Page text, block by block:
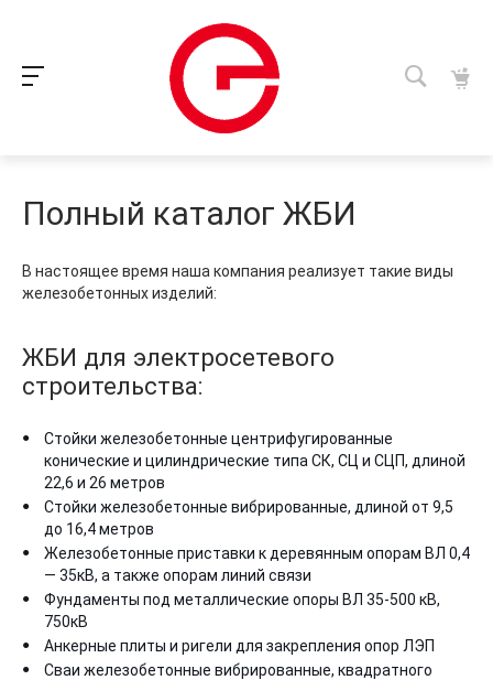
Полный каталог ЖБИ
В настоящее время наша компания реализует такие виды
железобетонных изделий:
ЖБИ для электросетевого
строительства:
Стойки железобетонные центрифугированные
конические и цилиндрические типа СК, СЦ и СЦП, длиной
22,6 и 26 метров
Стойки железобетонные вибрированные, длиной от 9,5
до 16,4 метров
Железобетонные приставки к деревянным опорам ВЛ 0,4
— 35кВ, а также опорам линий связи
Фундаменты под металлические опоры ВЛ 35-500 кВ,
750кВ
Анкерные плиты и ригели для закрепления опор ЛЭП
Сваи железобетонные вибрированные, квадратного